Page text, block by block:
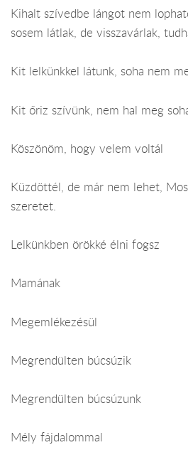
Kihalt szívedbe lángot nem
sosem látlak, de visszavárlak,
Kit lelkünkkel látunk, soha nem
Kit őriz szívünk, nem hal meg
Köszönöm, hogy velem voltál
Küzdöttél, de már nem lehet,
szeretet.
Lelkünkben örökké élni fogsz
Mamának
Megemlékezésül
Megrendülten búcsúzik
Megrendülten búcsúzunk
Mély fájdalommal